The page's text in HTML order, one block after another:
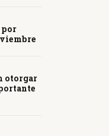
por
otorgar